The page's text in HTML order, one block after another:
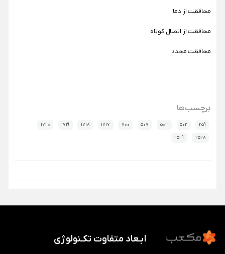
محافظت از دما
محافظت از اتصال کوتاه
محافظت مجدد
برچسب‌ها
259
502
503
507
700
1717
1718
1719
1720
2528
2529
ابـعاد متفاوت تکـنولوژی